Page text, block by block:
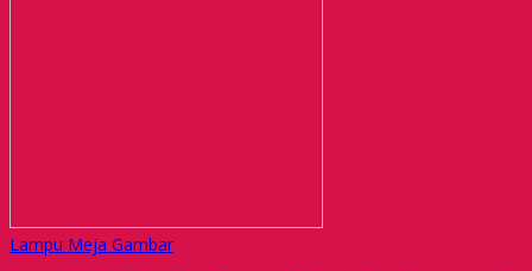
Lampu Meja Gambar